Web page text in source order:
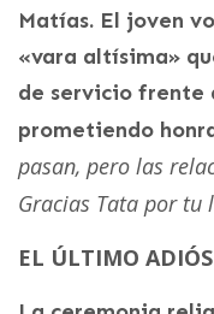
Matías. El joven
«vara altísima»
de servicio frente
prometiendo
pasan, pero las
Gracias Tata por tu
EL ÚLTIMO ADIÓS